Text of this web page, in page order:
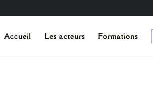
Accueil Les acteurs Formations